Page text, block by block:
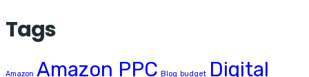
Tags
Amazon Amazon PPC Blog budget Digital